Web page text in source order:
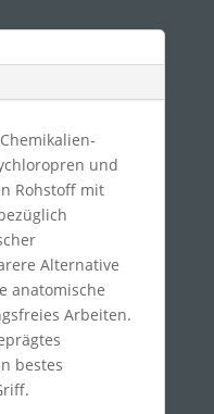
und
Rohstoff mit
Alternative
anatomische
Arbeiten.
bestes